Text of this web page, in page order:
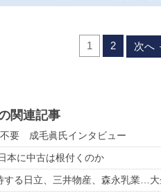
1 2 次へ
関連記事
要 成毛眞氏インタビュー
本に中古は根付くのか
する日立、三井物産、森永乳業…